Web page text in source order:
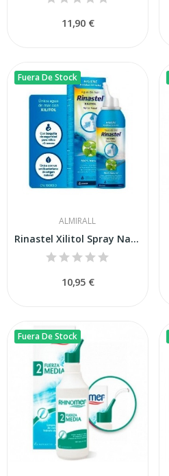
11,90 €
Fuera De Stock
ALMIRALL
Rinastel Xilitol Spray Nasal 100ml
10,95 €
Fuera De Stock